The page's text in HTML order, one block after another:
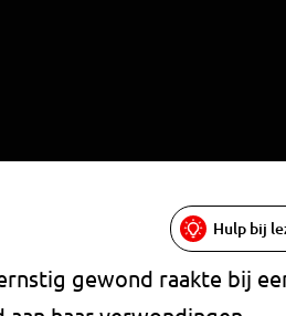
Hulp bij
gewond raakte bij